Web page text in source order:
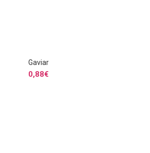
SELECCIONAR OPCIONES
Gaviar
0,88€